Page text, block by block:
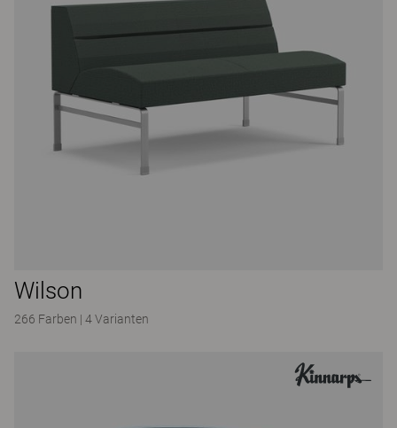
Wilson
266 Farben | 4 Varianten